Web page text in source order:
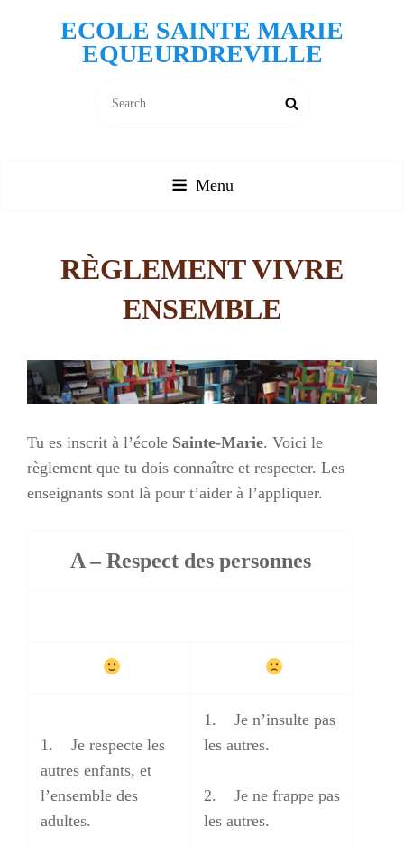
ECOLE SAINTE MARIE
EQUEURDREVILLE
Menu
RÈGLEMENT VIVRE
ENSEMBLE
Tu es inscrit à l’école Sainte-Marie. Voici le
règlement que tu dois connaître et respecter. Les
enseignants sont là pour t’aider à l’appliquer.
A – Respect des personnes
1. Je respecte les
autres enfants, et
l’ensemble des
adultes.
1. Je n’insulte pas
les autres.
2. Je ne frappe pas
les autres.